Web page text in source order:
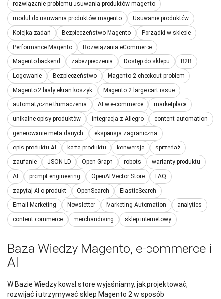
Baza Wiedzy Magento, e-commerce i
AI
W Bazie Wiedzy kowal.store wyjaśniamy, jak projektować,
rozwijać i utrzymywać sklep Magento 2 w sposób
rozwiązanie problemu usuwania produktów magento
moduł do usuwania produktów magento Usuwanie produktów
Kolejka zadań Bezpieczeństwo Magento Porządki w sklepie
Performance Magento Rozwiązania eCommerce
Magento backend Zabezpieczenia Dostęp do sklepu B2B
Logowanie Bezpieczeństwo Magento 2 checkout problem
Magento 2 biały ekran koszyk Magento 2 large cart issue
automatyczne tłumaczenia AI w e-commerce marketplace
unikalne opisy produktów integracja z Allegro content automation
generowanie meta danych ekspansja zagraniczna
opis produktu AI karta produktu konwersja sprzedaż
zaufanie JSON-LD Open Graph robots warianty produktu
AI prompt engineering OpenAI Vector Store FAQ
zapytaj AI o produkt OpenSearch ElasticSearch
Email Marketing Newsletter Marketing Automation analytics
content commerce merchandising sklep internetowy